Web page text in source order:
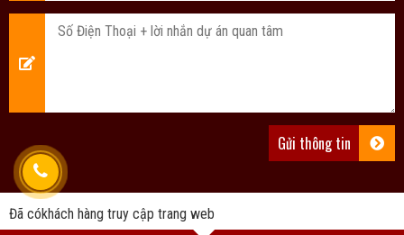
Đã cókhách hàng truy cập trang web